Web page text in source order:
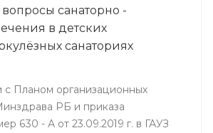
санаторно -
в детских
санаториях
с Планом организационных
РБ и приказа
630 - А от 23.09.2019 г. в ГАУЗ